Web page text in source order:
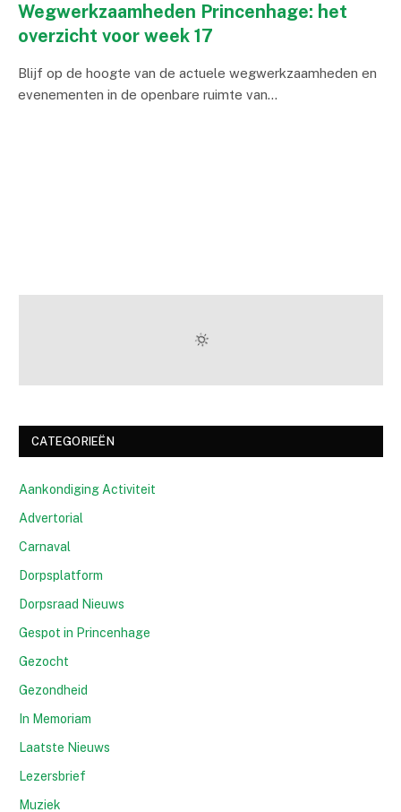
Wegwerkzaamheden Princenhage: het
overzicht voor week 17
Blijf op de hoogte van de actuele wegwerkzaamheden en
evenementen in de openbare ruimte van…
CATEGORIEËN
Aankondiging Activiteit
Advertorial
Carnaval
Dorpsplatform
Dorpsraad Nieuws
Gespot in Princenhage
Gezocht
Gezondheid
In Memoriam
Laatste Nieuws
Lezersbrief
Muziek